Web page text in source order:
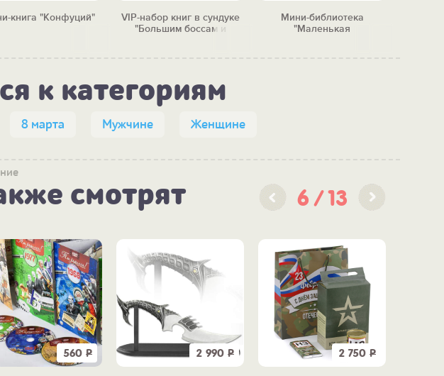
книга "Конфуций"
VIP-набор книг в сундуке
"Большим боссам и
Мини-библиотека
"Маленькая
к категориям
8 марта Мужчине Женщине
смотрят 6 13
560 Р 2 990 Р 2 750 Р